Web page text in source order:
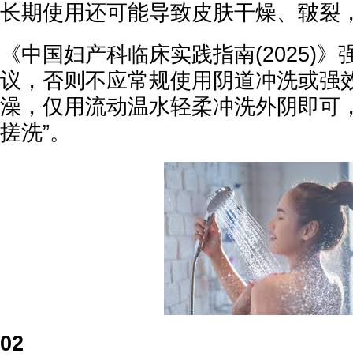
长期使用还可能导致皮肤干燥、皲裂
《中国妇产科临床实践指南(2025)》
议，否则不应常规使用阴道冲洗或强
澡，仅用流动温水轻柔冲洗外阴即可
搓洗”。
02